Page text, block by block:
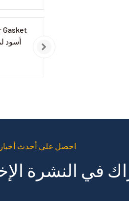
Gasket
// احصل على أحدث
في النشرة